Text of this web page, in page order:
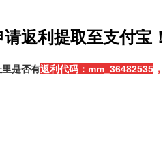
返利提取至支付宝！
是否有返利代码： mm_36482535 ，